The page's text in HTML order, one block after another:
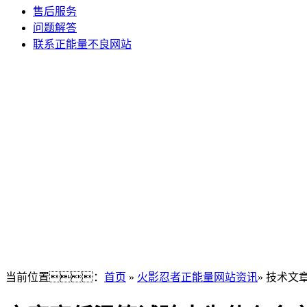
售后服务
问题解答
联系正能量不良网站
当前位置： 首页 » 火影忍者正能量网站资讯» 技术文